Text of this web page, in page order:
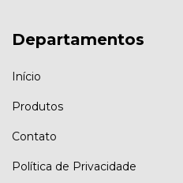
Departamentos
Início
Produtos
Contato
Política de Privacidade